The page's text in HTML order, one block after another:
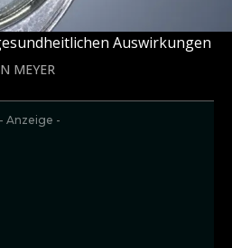
Auswirkungen
MEYER
- Anzeige -